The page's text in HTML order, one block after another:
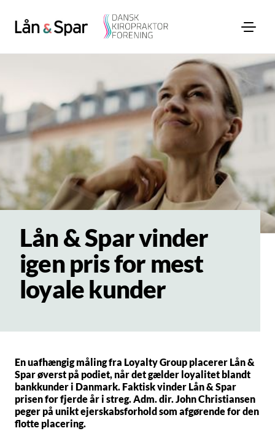
Lån & Spar vinder
igen pris for mest
loyale kunder
En uafhængig måling fra Loyalty Group placerer Lån &
Spar øverst på podiet, når det gælder loyalitet blandt
bankkunder i Danmark. Faktisk vinder Lån & Spar
prisen for fjerde år i streg. Adm. dir. John Christiansen
peger på unikt ejerskabsforhold som afgørende for den
flotte placering.